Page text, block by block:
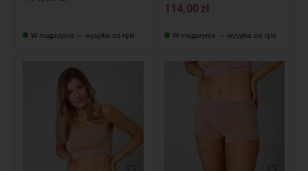
W magazynie — wysyłka od ręki
114,00 zł
W magazynie — wysyłka od ręki